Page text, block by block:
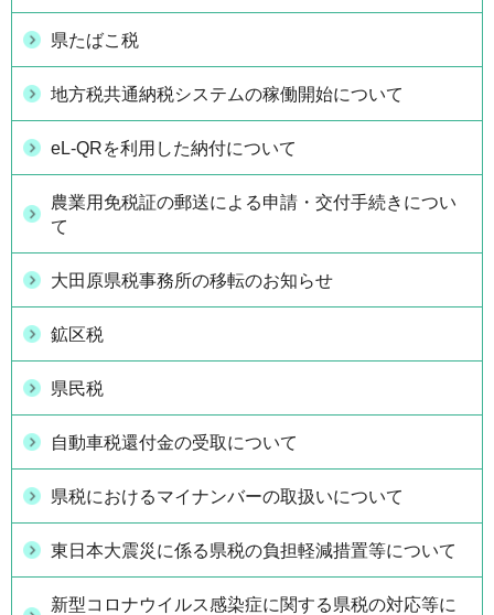
県たばこ税
地方税共通納税システムの稼働開始について
eL-QRを利用した納付について
農業用免税証の郵送による申請・交付手続きについ
て
大田原県税事務所の移転のお知らせ
鉱区税
県民税
自動車税還付金の受取について
県税におけるマイナンバーの取扱いについて
東日本大震災に係る県税の負担軽減措置等について
新型コロナウイルス感染症に関する県税の対応等に